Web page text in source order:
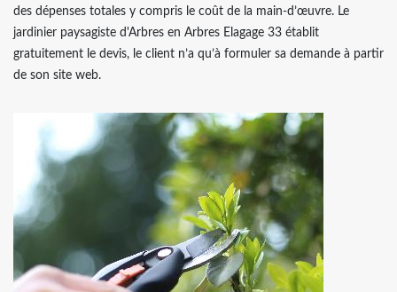
des dépenses totales y compris le coût de la main-d’œuvre. Le
jardinier paysagiste d'Arbres en Arbres Elagage 33 établit
gratuitement le devis, le client n’a qu’à formuler sa demande à partir
de son site web.